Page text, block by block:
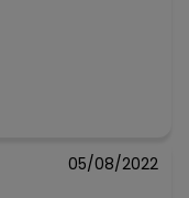
05/08/2022